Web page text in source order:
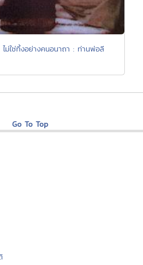
ม่ใช่ทิ้งอย่างคนอนาถา : ท่านพ่อลี
Go To Top